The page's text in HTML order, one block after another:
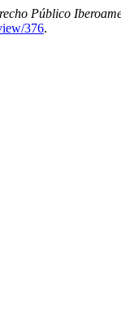
Público
376.